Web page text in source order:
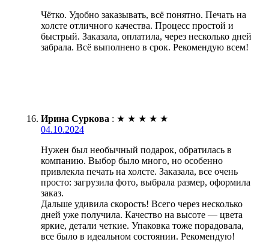
Чётко. Удобно заказывать, всё понятно. Печать на
холсте отличного качества. Процесс простой и
быстрый. Заказала, оплатила, через несколько дней
забрала. Всё выполнено в срок. Рекомендую всем!
Ирина Суркова : ★ ★ ★ ★ ★
04.10.2024
Нужен был необычный подарок, обратилась в
компанию. Выбор было много, но особенно
привлекла печать на холсте. Заказала, все очень
просто: загрузила фото, выбрала размер, оформила
заказ.
Дальше удивила скорость! Всего через несколько
дней уже получила. Качество на высоте — цвета
яркие, детали четкие. Упаковка тоже порадовала,
все было в идеальном состоянии. Рекомендую!